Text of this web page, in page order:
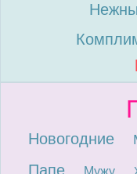
Новогодние
Папе Мужу